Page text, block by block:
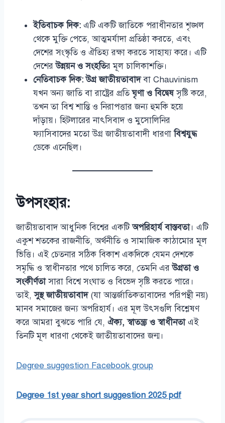
ইতিবাচক দিক: এটি একটি জাতিকে পরাধীনতার শৃঙ্খল
থেকে মুক্তি পেতে, আত্মমর্যাদা প্রতিষ্ঠা করতে, এবং
দেশের সংস্কৃতি ও ঐতিহ্য রক্ষা করতে সাহায্য করে। এটি
দেশেরউন্নয়ন ও সংহতির মূল চালিকাশক্তি।
নেতিবাচক দিক: উগ্র জাতীয়তাবাদবা Chauvinism
যখন অন্য জাতি বা রাষ্ট্রের প্রতিঘৃণা ও বিদ্বেষসৃষ্টি করে,
তখন তা বিশ্ব শান্তি ও নিরাপত্তার জন্য হুমকি হয়ে
দাঁড়ায়। হিটলারের নাৎসিবাদ ও মুসোলিনির
ফ্যাসিবাদের মতো উগ্র জাতীয়তাবাদী ধারণাবিশ্বযুদ্ধ
ডেকে এনেছিল।
উপসংহার:
জাতীয়তাবাদ আধুনিক বিশ্বের একটিঅপরিহার্য বাস্তবতা। এটি
একুশ শতকের রাজনীতি, অর্থনীতি ও সামাজিক কাঠামোর মূল
ভিত্তি। এই চেতনার সঠিক বিকাশ একদিকে যেমন দেশকে
সমৃদ্ধি ও স্বাধীনতার পথে চালিত করে, তেমনি এরউগ্রতা ও
সংকীর্ণতাসারা বিশ্বে সংঘাত ও বিভেদ সৃষ্টি করতে পারে।
তাই,সুস্থ জাতীয়তাবাদ(যা আন্তর্জাতিকতাবাদের পরিপন্থী নয়)
মানব সমাজের জন্য অপরিহার্য। এর মূল উৎসগুলি বিশ্লেষণ
করে আমরা বুঝতে পারি যে, ঐক্য, স্বাতন্ত্র্য ও স্বাধীনতাএই
তিনটি মূল ধারণা থেকেই জাতীয়তাবাদের জন্ম।
Degree suggestion Facebook group
Degree 1st year short suggestion 2025 pdf